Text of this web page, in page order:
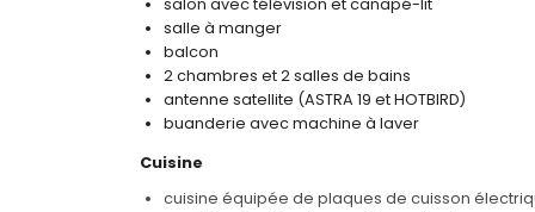
salon avec télévision et canapé-lit
salle à manger
balcon
2 chambres et 2 salles de bains
antenne satellite (ASTRA 19 et HOTBIRD)
buanderie avec machine à laver
Cuisine
cuisine équipée de plaques de cuisson